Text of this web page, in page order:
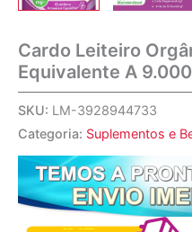
Cardo Leiteiro
Equivalente A
SKU: LM-3928944733
Categoria: Suplementos e